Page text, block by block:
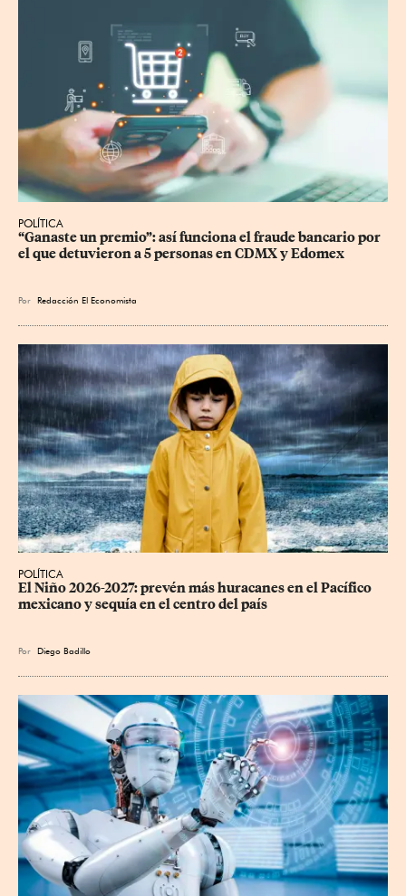
POLÍTICA
“Ganaste un premio”: así funciona el fraude bancario por
el que detuvieron a 5 personas en CDMX y Edomex
Por Redacción El Economista
POLÍTICA
El Niño 2026-2027: prevén más huracanes en el Pacífico
mexicano y sequía en el centro del país
Por Diego Badillo